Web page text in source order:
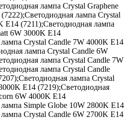
лампа Crystal Graphene
лампа Crystal
E14 (7211);Светодиодная лампа
6W 3000K E14
Crystal Candle 7W 4000K E14
лампа Crystal Candle 6W
лампа Crystal Candle 7W
лампа Crystal Candle
лампа Crystal
E14 (7219);Светодиодная
6W 4000K E14
Simple Globe 10W 2800K E14
Crystal Candle 6W 2700K E14